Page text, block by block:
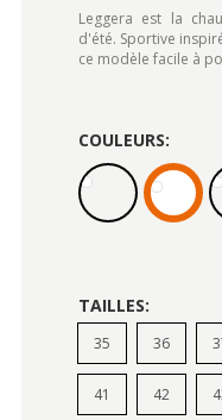
Leggera est la
d'été. Sportive
ce modèle facile à
COULEURS:
TAILLES:
35 36
41 42